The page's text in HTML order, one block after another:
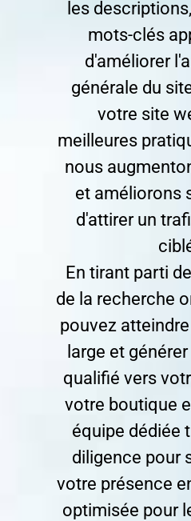
les
mots-clés
d'améliorer
générale du
votre site
meilleures
nous
et améliorons
d'attirer un
En tirant parti
de la recherche
pouvez
large et
qualifié vers
votre boutique
équipe dédiée
diligence pour
votre présence
optimisée pour